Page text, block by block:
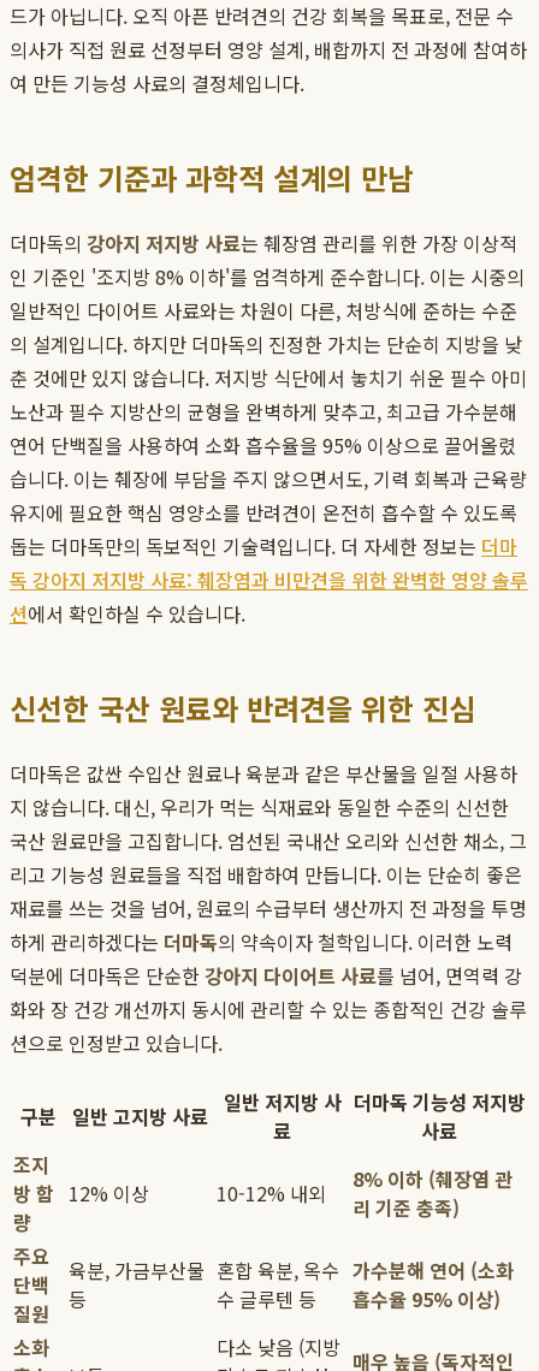
드가 아닙니다. 오직 아픈 반려견의 건강 회복을 목표로, 전문 수
의사가 직접 원료 선정부터 영양 설계, 배합까지 전 과정에 참여하
여 만든 기능성 사료의 결정체입니다.
엄격한 기준과 과학적 설계의 만남
더마독의 강아지 저지방 사료는 췌장염 관리를 위한 가장 이상적
인 기준인 '조지방 8% 이하'를 엄격하게 준수합니다. 이는 시중의
일반적인 다이어트 사료와는 차원이 다른, 처방식에 준하는 수준
의 설계입니다. 하지만 더마독의 진정한 가치는 단순히 지방을 낮
춘 것에만 있지 않습니다. 저지방 식단에서 놓치기 쉬운 필수 아미
노산과 필수 지방산의 균형을 완벽하게 맞추고, 최고급 가수분해
연어 단백질을 사용하여 소화 흡수율을 95% 이상으로 끌어올렸
습니다. 이는 췌장에 부담을 주지 않으면서도, 기력 회복과 근육량
유지에 필요한 핵심 영양소를 반려견이 온전히 흡수할 수 있도록
돕는 더마독만의 독보적인 기술력입니다. 더 자세한 정보는 더마
독 강아지 저지방 사료: 췌장염과 비만견을 위한 완벽한 영양 솔루
션에서 확인하실 수 있습니다.
신선한 국산 원료와 반려견을 위한 진심
더마독은 값싼 수입산 원료나 육분과 같은 부산물을 일절 사용하
지 않습니다. 대신, 우리가 먹는 식재료와 동일한 수준의 신선한
국산 원료만을 고집합니다. 엄선된 국내산 오리와 신선한 채소, 그
리고 기능성 원료들을 직접 배합하여 만듭니다. 이는 단순히 좋은
재료를 쓰는 것을 넘어, 원료의 수급부터 생산까지 전 과정을 투명
하게 관리하겠다는 더마독의 약속이자 철학입니다. 이러한 노력
덕분에 더마독은 단순한 강아지 다이어트 사료를 넘어, 면역력 강
화와 장 건강 개선까지 동시에 관리할 수 있는 종합적인 건강 솔루
션으로 인정받고 있습니다.
구분 일반 고지방 사료 일반 저지방 사
료
더마독 기능성 저지방
사료
조지
방 함
량
12% 이상 10-12% 내외
8% 이하 (췌장염 관
리 기준 충족)
주요
단백
질원
육분, 가금부산물
등
혼합 육분, 옥수
수 글루텐 등
가수분해 연어 (소화
흡수율 95% 이상)
소화
다소 낮음 (지방 매우 높음 (독자적인